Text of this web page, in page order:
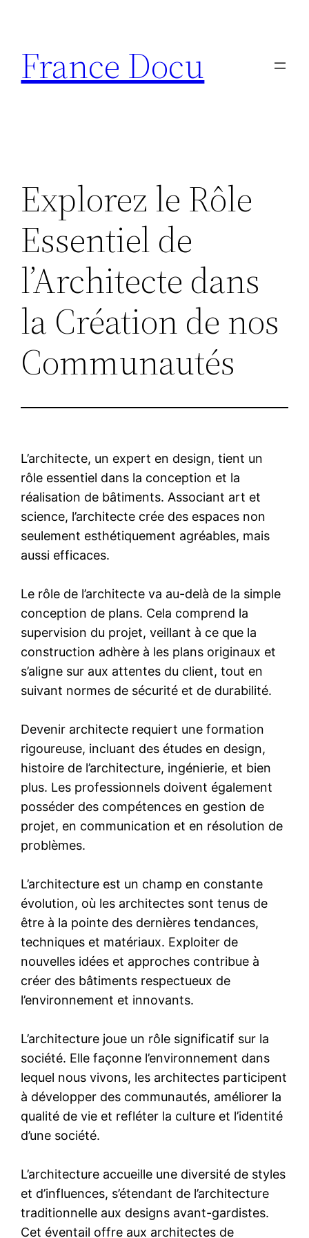
contenu
France Docu
Explorez le Rôle
Essentiel de
l’Architecte dans
la Création de nos
Communautés
L’architecte, un expert en design, tient un
rôle essentiel dans la conception et la
réalisation de bâtiments. Associant art et
science, l’architecte crée des espaces non
seulement esthétiquement agréables, mais
aussi efficaces.
Le rôle de l’architecte va au-delà de la simple
conception de plans. Cela comprend la
supervision du projet, veillant à ce que la
construction adhère à les plans originaux et
s’aligne sur aux attentes du client, tout en
suivant normes de sécurité et de durabilité.
Devenir architecte requiert une formation
rigoureuse, incluant des études en design,
histoire de l’architecture, ingénierie, et bien
plus. Les professionnels doivent également
posséder des compétences en gestion de
projet, en communication et en résolution de
problèmes.
L’architecture est un champ en constante
évolution, où les architectes sont tenus de
être à la pointe des dernières tendances,
techniques et matériaux. Exploiter de
nouvelles idées et approches contribue à
créer des bâtiments respectueux de
l’environnement et innovants.
L’architecture joue un rôle significatif sur la
société. Elle façonne l’environnement dans
lequel nous vivons, les architectes participent
à développer des communautés, améliorer la
qualité de vie et refléter la culture et l’identité
d’une société.
L’architecture accueille une diversité de styles
et d’influences, s’étendant de l’architecture
traditionnelle aux designs avant-gardistes.
Cet éventail offre aux architectes de